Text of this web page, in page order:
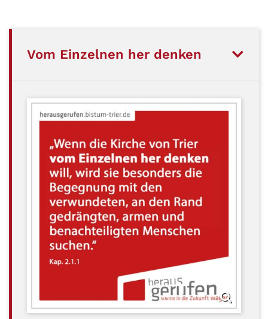
Vom Einzelnen her denken